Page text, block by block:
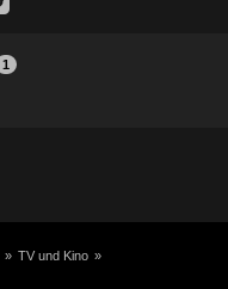
1
» TV und Kino »